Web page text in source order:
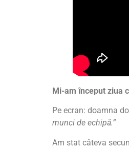
Mi-am început ziua
Pe ecran: doamna
munci de echipă.”
Am stat câteva